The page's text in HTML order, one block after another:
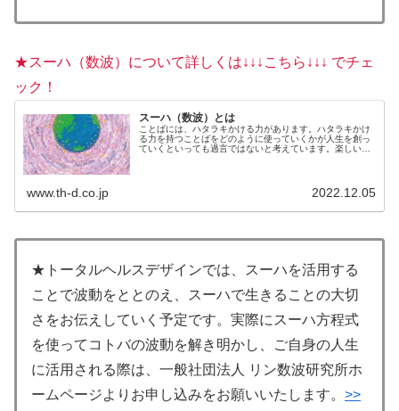
★スーハ（数波）について詳しくは↓↓↓こちら↓↓↓ でチェ
ック！
スーハ（数波）とは
ことばには、ハタラキかける力があります。ハタラキかけ
る力を持つことばをどのように使っていくかが人生を創っ
ていくといっても過言ではないと考えています。楽しいこ
www.th-d.co.jp 2022.12.05
★トータルヘルスデザインでは、スーハを活用する
ことで波動をととのえ、スーハで生きることの大切
さをお伝えしていく予定です。実際にスーハ方程式
を使ってコトバの波動を解き明かし、ご自身の人生
に活用される際は、一般社団法人 リン数波研究所ホ
ームページよりお申し込みをお願いいたします。 >>